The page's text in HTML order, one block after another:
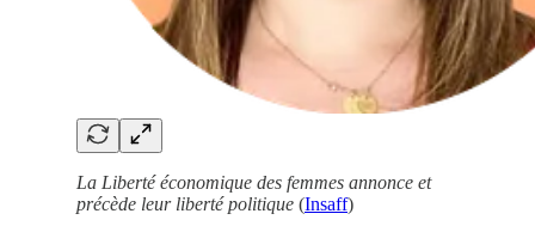
La Liberté économique des femmes annonce et
précède leur liberté politique (Insaff)